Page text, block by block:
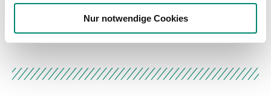
weiteren Daten zusammen, die Sie ihnen bereitgestellt
haben oder die sie im Rahmen Ihrer Nutzung der Dienste
gesammelt haben.
Weitere Details, insbesondere zu Speicherdauer und
Nur notwendige Cookies
Unkategorisiert
(2867)